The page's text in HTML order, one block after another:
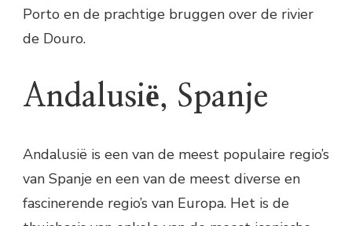
Porto en de prachtige bruggen over de rivier
de Douro.
Andalusië, Spanje
Andalusië is een van de meest populaire regio’s
van Spanje en een van de meest diverse en
fascinerende regio’s van Europa. Het is de